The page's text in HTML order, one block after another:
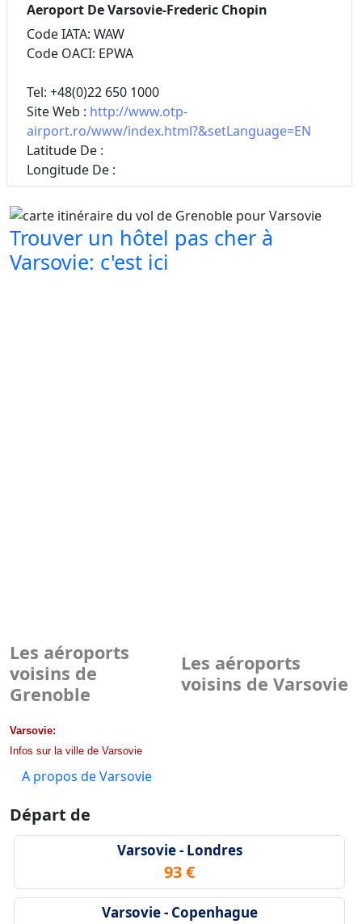
Aeroport De Varsovie-Frederic Chopin
Code IATA: WAW
Code OACI: EPWA
Tel: +48(0)22 650 1000
Site Web : http://www.otp-
airport.ro/www/index.html?&setLanguage=EN
Latitude De :
Longitude De :
Trouver un hôtel pas cher à
Varsovie: c'est ici
Les aéroports
voisins de
Grenoble
Les aéroports
voisins de Varsovie
Varsovie:
Infos sur la ville de Varsovie
A propos de Varsovie
Départ de
Varsovie - Londres
93 €
Varsovie - Copenhague